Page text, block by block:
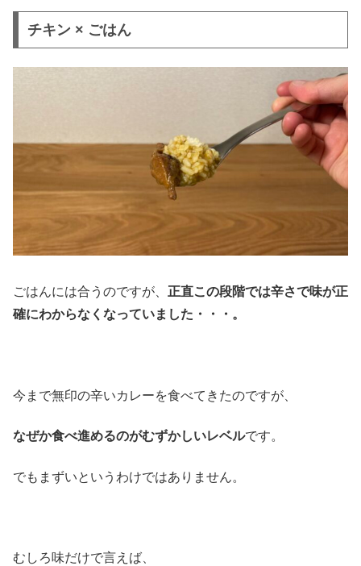
チキン × ごはん
ごはんには合うのですが、 正直この段階では辛さで味が正
確にわからなくなっていました・・・。
今まで無印の辛いカレーを食べてきたのですが、
なぜか食べ進めるのがむずかしいレベルです。
でもまずいというわけではありません。
むしろ味だけで言えば、